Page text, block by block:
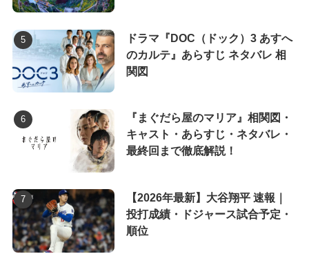
ドラマ『DOC（ドック）3 あすへ
のカルテ』あらすじ ネタバレ 相
関図
『まぐだら屋のマリア』相関図・
キャスト・あらすじ・ネタバレ・
最終回まで徹底解説！
【2026年最新】大谷翔平 速報｜
投打成績・ドジャース試合予定・
順位